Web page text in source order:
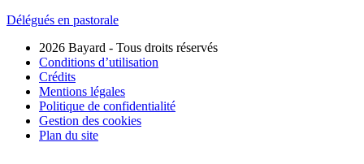
Délégués en pastorale
2026 Bayard - Tous droits réservés
Conditions d’utilisation
Crédits
Mentions légales
Politique de confidentialité
Gestion des cookies
Plan du site